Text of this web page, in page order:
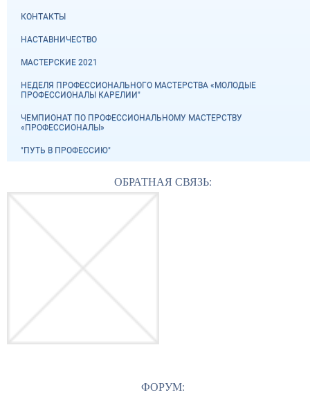
КОНТАКТЫ
НАСТАВНИЧЕСТВО
МАСТЕРСКИЕ 2021
НЕДЕЛЯ ПРОФЕССИОНАЛЬНОГО МАСТЕРСТВА «МОЛОДЫЕ
ПРОФЕССИОНАЛЫ КАРЕЛИИ"
ЧЕМПИОНАТ ПО ПРОФЕССИОНАЛЬНОМУ МАСТЕРСТВУ
«ПРОФЕССИОНАЛЫ»
"ПУТЬ В ПРОФЕССИЮ"
ОБРАТНАЯ СВЯЗЬ:
ФОРУМ: